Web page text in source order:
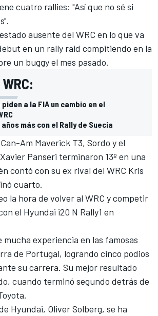
cuatro rallies: "Así que no sé si
ausente del WRC en lo que va
en un rally raid compitiendo en la
un buggy el mes pasado.
a la FIA un cambio en el
años más con el Rally de Suecia
Am Maverick T3, Sordo y el
Panseri terminaron 13º en una
contó con su ex rival del WRC Kris
cuarto.
la hora de volver al WRC y competir
el Hyundai i20 N Rally1 en
experiencia en las famosas
de Portugal, logrando cinco podios
su carrera. Su mejor resultado
cuando terminó segundo detrás de
Hyundai, Oliver Solberg, se ha